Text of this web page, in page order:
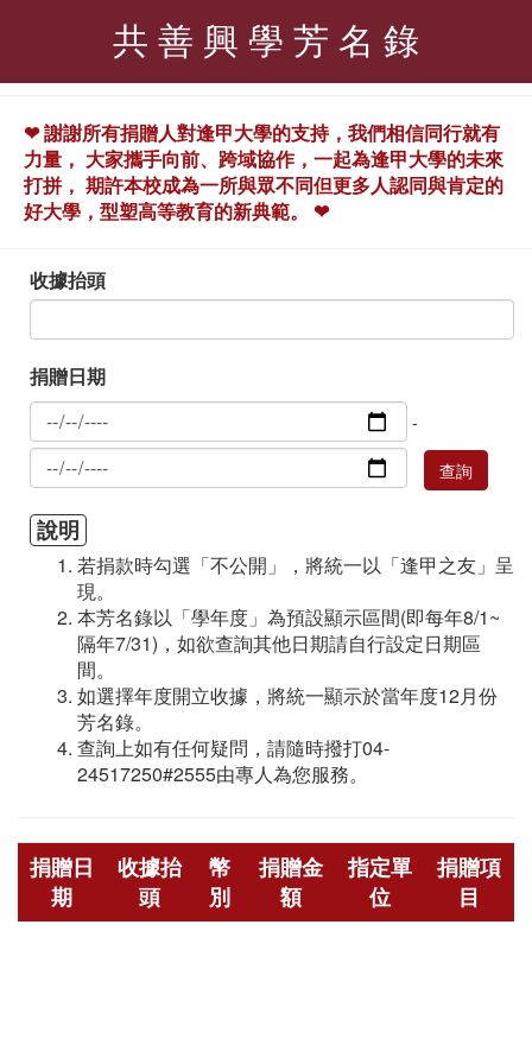
共 善 興 學 芳 名 錄
❤ 謝謝所有捐贈人對逢甲大學的支持，我們相信同行就有
力量， 大家攜手向前、跨域協作，一起為逢甲大學的未來
打拼， 期許本校成為一所與眾不同但更多人認同與肯定的
好大學，型塑高等教育的新典範。 ❤
收據抬頭
捐贈日期
-
說明
若捐款時勾選「不公開」，將統一以「逢甲之友」呈
現。
本芳名錄以「學年度」為預設顯示區間(即每年8/1~
隔年7/31)，如欲查詢其他日期請自行設定日期區
間。
如選擇年度開立收據，將統一顯示於當年度12月份
芳名錄。
查詢上如有任何疑問，請隨時撥打04-
24517250#2555由專人為您服務。
捐贈日
期
收據抬
頭
幣
別
捐贈金
額
指定單
位
捐贈項
目